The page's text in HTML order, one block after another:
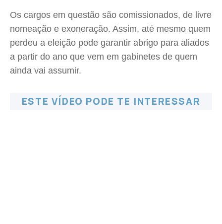
Os cargos em questão são comissionados, de livre
nomeação e exoneração. Assim, até mesmo quem
perdeu a eleição pode garantir abrigo para aliados
a partir do ano que vem em gabinetes de quem
ainda vai assumir.
ESTE VÍDEO PODE TE INTERESSAR